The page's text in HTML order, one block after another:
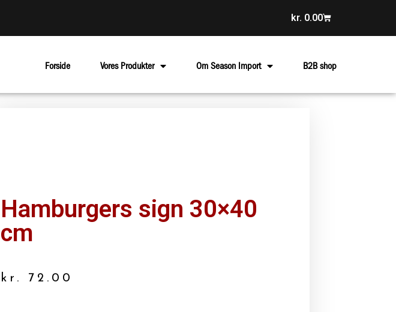
kr. 0.00
Forside Vores Produkter Om Season Import B2B shop
Hamburgers sign 30×40
cm
kr. 72.00